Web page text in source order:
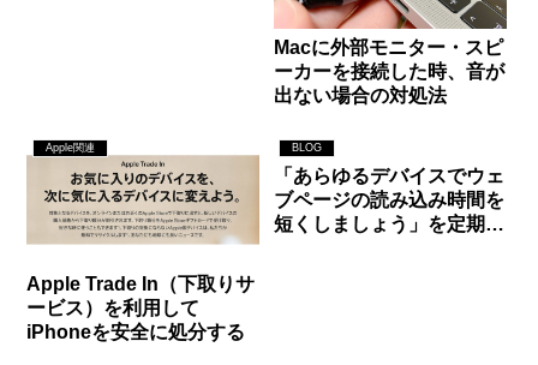
Macに外部モニター・スピ
ーカーを接続した時、音が
出ない場合の対処法
Apple関連
Apple Trade In（下取りサ
ービス）を利用して
iPhoneを安全に処分する
BLOG
「あらゆるデバイスでウェ
ブページの読み込み時間を
短くしましょう」を定期的